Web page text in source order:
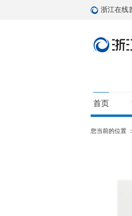
浙江在线
首页
您当前的位置 ：